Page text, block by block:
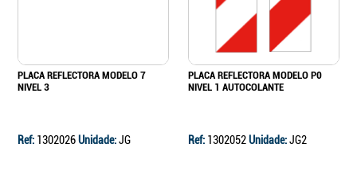
PLACA REFLECTORA MODELO 7
NIVEL 3
Ref: 1302026Unidade:JG
PLACA REFLECTORA MODELO P0
NIVEL 1 AUTOCOLANTE
Ref: 1302052Unidade:JG2